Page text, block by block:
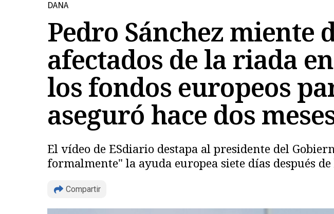
DANA
Pedro Sánchez miente
afectados de la riada
los fondos europeos
aseguró hace dos
El vídeo de ESdiario destapa al presidente del
formalmente" la ayuda europea siete días después
Compartir